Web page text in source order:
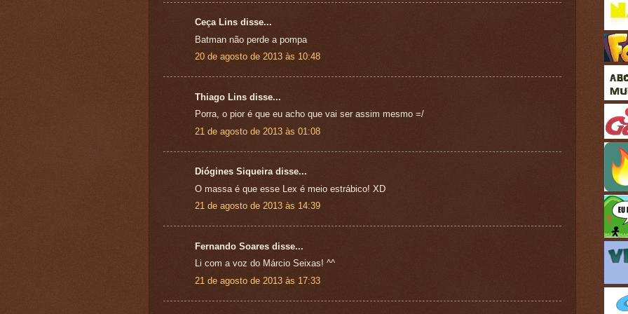
Ceça Lins disse...
Batman não perde a pompa
20 de agosto de 2013 às 10:48
Thiago Lins disse...
Porra, o pior é que eu acho que vai ser assim mesmo =/
21 de agosto de 2013 às 01:08
Diógines Siqueira disse...
O massa é que esse Lex é meio estrábico! XD
21 de agosto de 2013 às 14:39
Fernando Soares disse...
Li com a voz do Márcio Seixas! ^^
21 de agosto de 2013 às 17:33